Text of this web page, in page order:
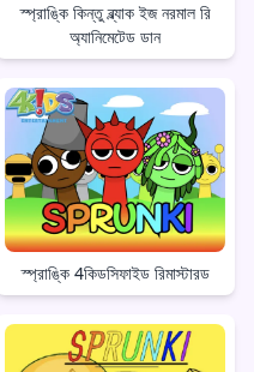
স্প্রাঙ্কি কিন্তু ব্ল্যাক ইজ নরমাল রি
অ্যানিমেটেড ডান
স্প্রাঙ্কি 4কিডসিফাইড রিমাস্টারড